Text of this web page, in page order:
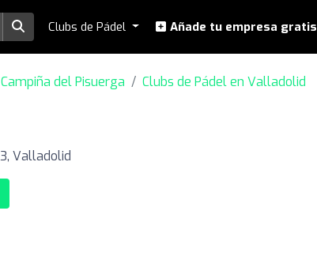
Clubs de Pádel Añade tu empresa gratis
del Pisuerga Clubs de Pádel en Valladolid
Valladolid